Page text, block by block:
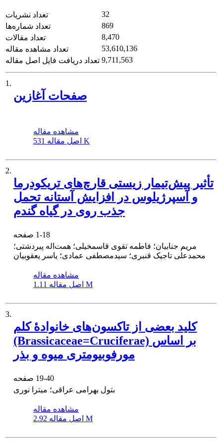
تعداد نشریات
32
تعداد شماره‌ها
869
تعداد مقالات
8,470
تعداد مشاهده مقاله
53,610,136
تعداد دریافت فایل اصل مقاله 9,711,563
1.
صفحات آغازین
مشاهده مقاله
اصل مقاله 531 K
2.
تأثیر پیش‌تیمار زیستی قارچ‌های تریکودرما
و آسپرژیلوس در افزایش آستانه تحمل
جذب روی در گیاه گندم
1-18
مریم جنابیان؛ فاطمه تقوی قاسمخیلی؛ همت‌اله پیردشتی؛
محمدعلی تاجیک قنبری؛ سید‌مصطفی عمادی؛ یاسر یعقوبیان
مشاهده مقاله
اصل مقاله 1.11 M
3.
کلید بعضی از تاکسون‌های خانوادۀ کلم
(Brassicaceae=Cruciferae) بر اساس
مورفوبیومتری میوه و بذر
19-40
بتول بهرامی عراقی؛ میترا نوری
مشاهده مقاله
اصل مقاله 2.92 M